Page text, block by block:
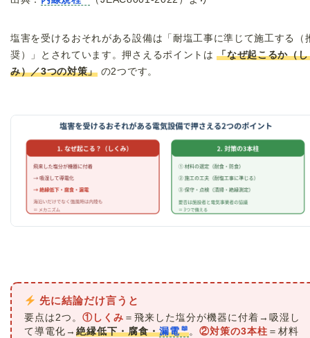
塩害を受けるおそれがある設備は「耐塩工事に準じて施工する（
奨）」とされています。押さえるポイントは「なぜ起こるか（し
み）／3つの対策」 の2つです。
先に結論だけ言うと
要点は2つ。 ①しくみ ＝飛来した塩分が機器に付着→吸湿し
て導電化→ 絶縁低下・腐食・漏電 。 ②対策の3本柱 ＝材料